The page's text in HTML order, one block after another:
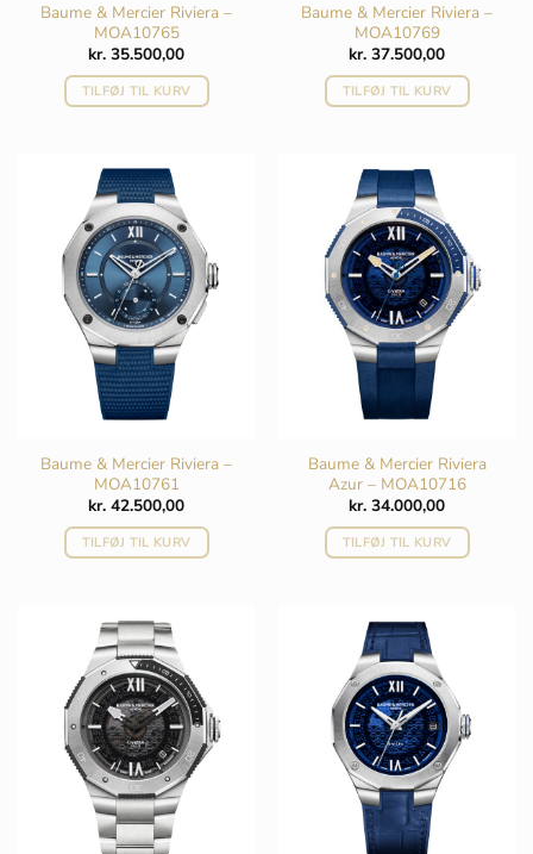
Baume & Mercier Riviera –
MOA10765
kr. 35.500,00
TILFØJ TIL KURV
Baume & Mercier Riviera –
MOA10769
kr. 37.500,00
TILFØJ TIL KURV
Baume & Mercier Riviera –
MOA10761
kr. 42.500,00
TILFØJ TIL KURV
Baume & Mercier Riviera
Azur – MOA10716
kr. 34.000,00
TILFØJ TIL KURV